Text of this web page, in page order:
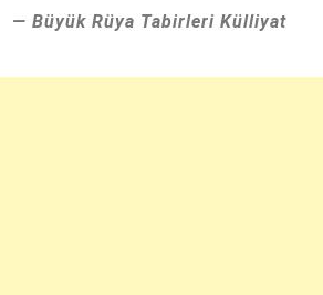
Büyük Rüya Tabirleri Külliyat